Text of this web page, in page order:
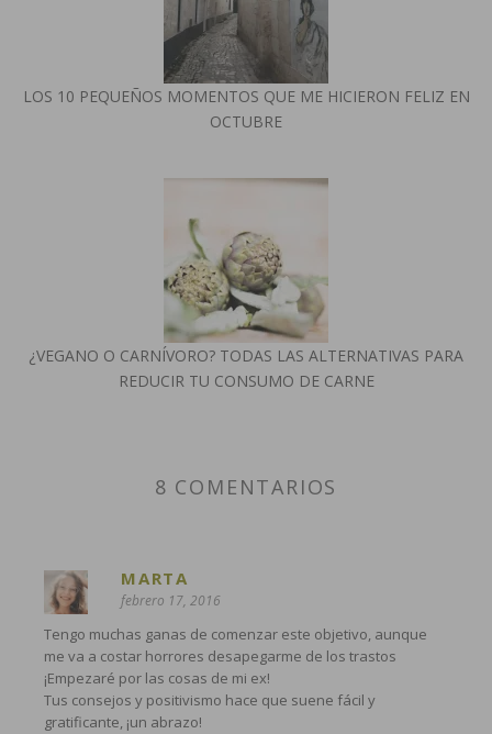
LOS 10 PEQUEÑOS MOMENTOS QUE ME HICIERON FELIZ EN
OCTUBRE
¿VEGANO O CARNÍVORO? TODAS LAS ALTERNATIVAS PARA
REDUCIR TU CONSUMO DE CARNE
8 COMENTARIOS
MARTA
febrero 17, 2016
Tengo muchas ganas de comenzar este objetivo, aunque
me va a costar horrores desapegarme de los trastos
¡Empezaré por las cosas de mi ex!
Tus consejos y positivismo hace que suene fácil y
gratificante, ¡un abrazo!